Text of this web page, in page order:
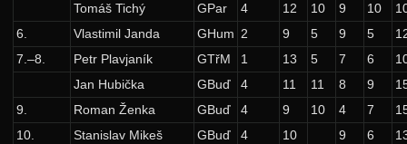
Tomáš Tichý
GPar 4 12 10 9 10
6.
Vlastimil Janda GHum 2 9 5 9 5
7.–8.
Petr Plavjaník GTřM 1 13 5 7 6
Jan Hubička
GBuď 4 11 11 8 9
9.
Roman Ženka GBuď 4 9 10 4 7
10.
Stanislav Mikeš GBuď 4 10 9 6
35. ročník: 22/23
34. ročník: 21/22
33. ročník: 20/21
32. ročník: 19/20
31. ročník: 18/19